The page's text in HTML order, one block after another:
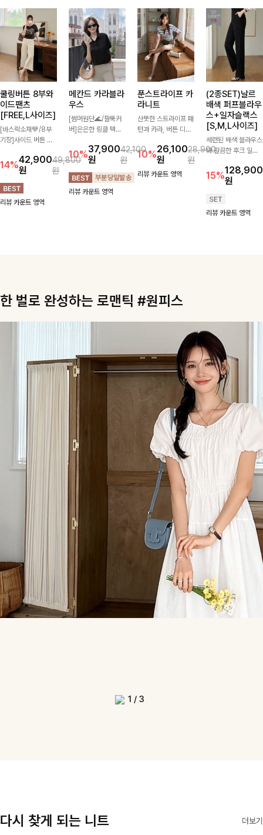
쿨링버튼 8부와
이드팬츠
[FREE,L사이즈]
[바스락소재💙/8부
기장]사이드 버튼 디
가 되어주는 와이드
팬츠입니다. 여유롭게
떨어지는 실루엣과 가
볍게 바스락거리는 소
재감으로 시원하고 편
14%42,900
원
49,800
원
리뷰 카운트 영역
메칸드 카라블라
우스
[썸머원단🌊/팔뚝커
버]은은한 링클 텍스
이 만나 내추럴하면서
도 세련된 무드를 연
출해주는 블라우스-
데일리룩부터 출근룩
까지 다양하게 활용하
10%37,900
원
42,100
원
리뷰 카운트 영역
푼스트라이프 카
라니트
산뜻한 스트라이프 패
턴과 카라, 버튼 디테
면서도 세련된 무드를
완성해주는 니트 🤍
부드럽고 가벼운 착용
10%26,100
원
28,900
원
리뷰 카운트 영역
(2종SET)날르
배색 퍼프블라우
스+일자슬랙스
[S,M,L사이즈]
세련된 배색 블라우스
와 깔끔한 후크 일자
세트입니다. 허리 라
인을 자연스럽게 살려
일자핏 슬랙스가 만나
단정하면서도 고급스
15%128,900
원
리뷰 카운트 영역
한 벌로 완성하는 로맨틱 #원피스
1 / 3
다시 찾게 되는 니트 더보기